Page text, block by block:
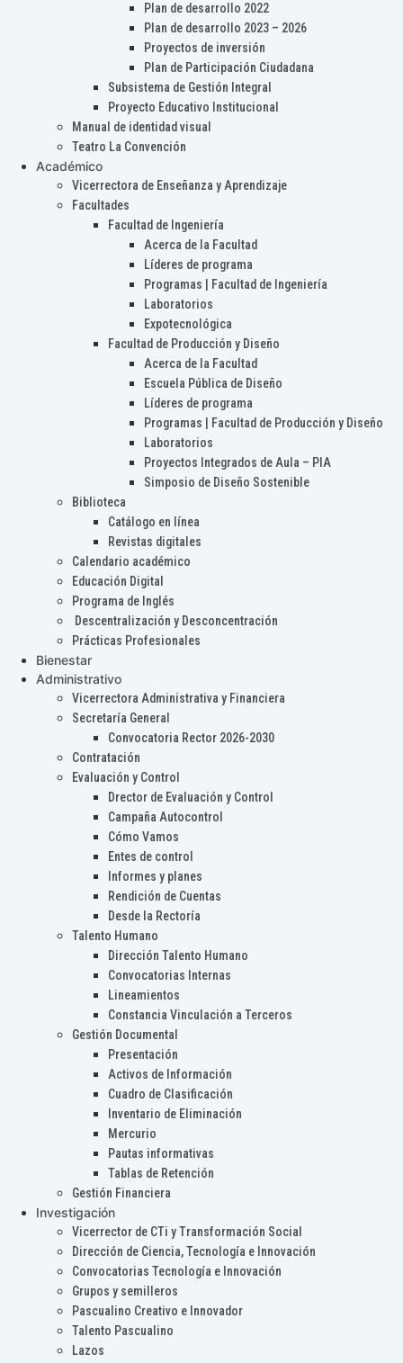
Plan de desarrollo 2022
Plan de desarrollo 2023 – 2026
Proyectos de inversión
Plan de Participación Ciudadana
Subsistema de Gestión Integral
Proyecto Educativo Institucional
Manual de identidad visual
Teatro La Convención
Académico
Vicerrectora de Enseñanza y Aprendizaje
Facultades
Facultad de Ingeniería
Acerca de la Facultad
Líderes de programa
Programas | Facultad de Ingeniería
Laboratorios
Expotecnológica
Facultad de Producción y Diseño
Acerca de la Facultad
Escuela Pública de Diseño
Líderes de programa
Programas | Facultad de Producción y Diseño
Laboratorios
Proyectos Integrados de Aula – PIA
Simposio de Diseño Sostenible
Biblioteca
Catálogo en línea
Revistas digitales
Calendario académico
Educación Digital
Programa de Inglés
Descentralización y Desconcentración
Prácticas Profesionales
Bienestar
Administrativo
Vicerrectora Administrativa y Financiera
Secretaría General
Convocatoria Rector 2026-2030
Contratación
Evaluación y Control
Drector de Evaluación y Control
Campaña Autocontrol
Cómo Vamos
Entes de control
Informes y planes
Rendición de Cuentas
Desde la Rectoría
Talento Humano
Dirección Talento Humano
Convocatorias Internas
Lineamientos
Constancia Vinculación a Terceros
Gestión Documental
Presentación
Activos de Información
Cuadro de Clasificación
Inventario de Eliminación
Mercurio
Pautas informativas
Tablas de Retención
Gestión Financiera
Investigación
Vicerrector de CTi y Transformación Social
Dirección de Ciencia, Tecnología e Innovación
Convocatorias Tecnología e Innovación
Grupos y semilleros
Pascualino Creativo e Innovador
Talento Pascualino
Lazos